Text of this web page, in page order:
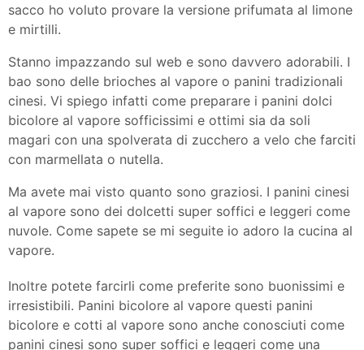
sacco ho voluto provare la versione prifumata al limone
e mirtilli.
Stanno impazzando sul web e sono davvero adorabili. I
bao sono delle brioches al vapore o panini tradizionali
cinesi. Vi spiego infatti come preparare i panini dolci
bicolore al vapore sofficissimi e ottimi sia da soli
magari con una spolverata di zucchero a velo che farciti
con marmellata o nutella.
Ma avete mai visto quanto sono graziosi. I panini cinesi
al vapore sono dei dolcetti super soffici e leggeri come
nuvole. Come sapete se mi seguite io adoro la cucina al
vapore.
Inoltre potete farcirli come preferite sono buonissimi e
irresistibili. Panini bicolore al vapore questi panini
bicolore e cotti al vapore sono anche conosciuti come
panini cinesi sono super soffici e leggeri come una